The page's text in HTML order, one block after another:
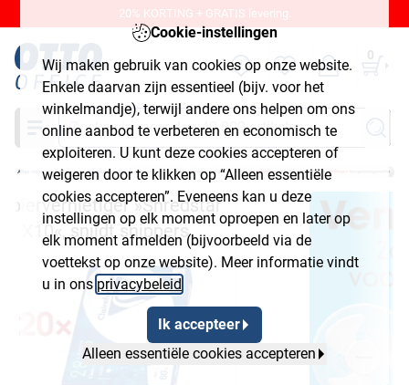
Cookie-instellingen
Wij maken gebruik van cookies op onze website.
Enkele daarvan zijn essentieel (bijv. voor het
winkelmandje), terwijl andere ons helpen om ons
online aanbod te verbeteren en economisch te
exploiteren. U kunt deze cookies accepteren of
weigeren door te klikken op “Alleen essentiële
cookies accepteren”. Eveneens kan u deze
instellingen op elk moment oproepen en later op
elk moment afmelden (bijvoorbeeld via de
voettekst op onze website). Meer informatie vindt
u in ons privacybeleid
Ik accepteer
Alleen essentiële cookies accepteren
20% KORTING + GRATIS levering.
0
Zoeken